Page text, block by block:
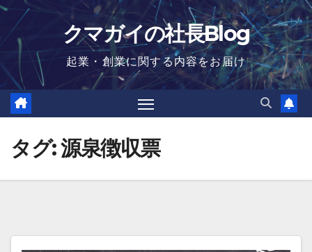
Skip
content
クマガイの社長Blog
起業・創業に関する内容をお届け
タグ:源泉徴収票